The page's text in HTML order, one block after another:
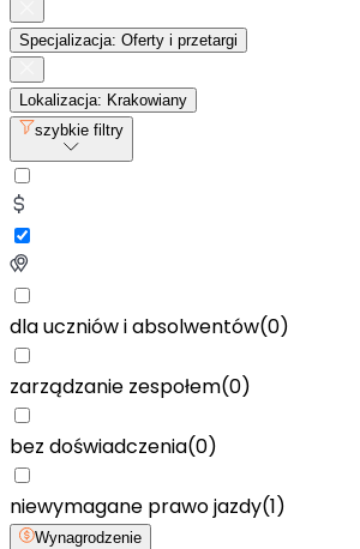
Specjalizacja: Oferty i przetargi
Lokalizacja: Krakowiany
szybkie filtry
dla uczniów i absolwentów(0)
zarządzanie zespołem(0)
bez doświadczenia(0)
niewymagane prawo jazdy(1)
Wynagrodzenie